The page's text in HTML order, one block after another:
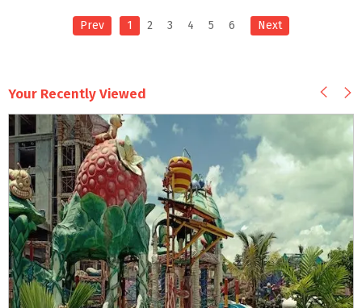
Prev 1 2 3 4 5 6 Next
Your Recently Viewed